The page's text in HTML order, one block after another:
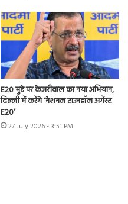
E20 मुद्दे पर केजरीवाल का नया अभियान,
दिल्ली में करेंगे ‘नेशनल टाउनहॉल अगेंस्ट
E20’
27 July 2026 - 3:51 PM